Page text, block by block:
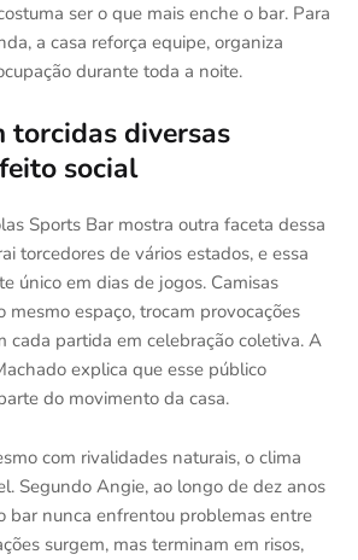
ser o que mais enche o bar. Para
a casa reforça equipe, organiza
durante toda a noite.
torcidas diversas
social
Sports Bar mostra outra faceta dessa
torcedores de vários estados, e essa
único em dias de jogos. Camisas
mesmo espaço, trocam provocações
cada partida em celebração coletiva. A
explica que esse público
do movimento da casa.
com rivalidades naturais, o clima
Segundo Angie, ao longo de dez anos
bar nunca enfrentou problemas entre
surgem, mas terminam em risos,